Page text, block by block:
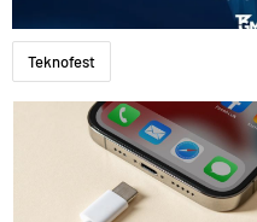
Teknofest